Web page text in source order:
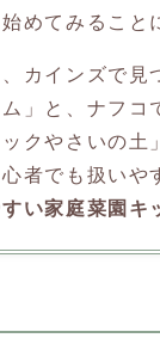
始めてみること
カインズで見
」と、ナフコ
ックやさいの土
者でも扱いや
い家庭菜園キ